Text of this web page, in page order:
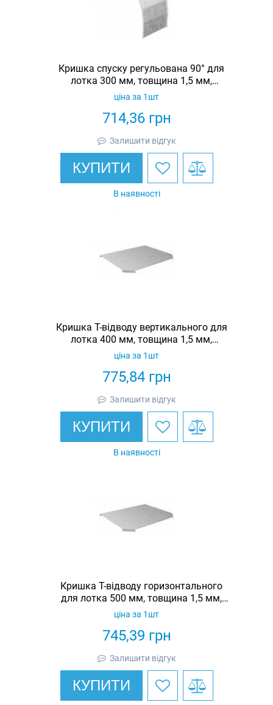
Кришка спуску регульована 90° для
лотка 300 мм, товщина 1,5 мм,
гарячеоцинкована, Eurotray
714,36грн
ціна за 1шт
Залишити відгук
КУПИТИ
В наявності
Кришка Т-відводу вертикального для
лотка 400 мм, товщина 1,5 мм,
гарячеоцинкована, Eurotray
775,84грн
ціна за 1шт
Залишити відгук
КУПИТИ
В наявності
Кришка Т-відводу горизонтального
для лотка 500 мм, товщина 1,5 мм,
гарячеоцинкована, Eurotray
745,39 грн
ціна за 1шт
Залишити відгук
КУПИТИ